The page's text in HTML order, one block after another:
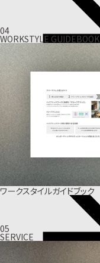
04
WORKSTYLE GUIDEBOOK
ワークスタイルガイドブック
05
SERVICE